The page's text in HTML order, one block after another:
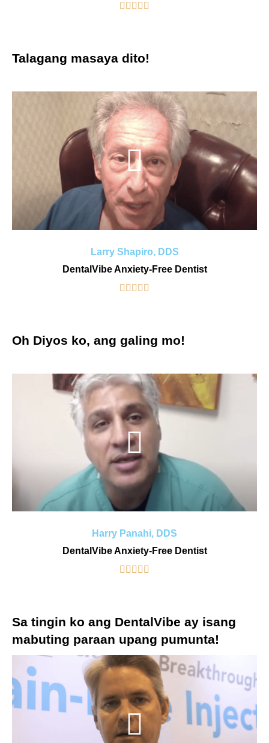
    
Talagang masaya dito!
Larry Shapiro, DDS
DentalVibe Anxiety-Free Dentist
    
Oh Diyos ko, ang galing mo!
Harry Panahi, DDS
DentalVibe Anxiety-Free Dentist
    
Sa tingin ko ang DentalVibe ay isang
mabuting paraan upang pumunta!